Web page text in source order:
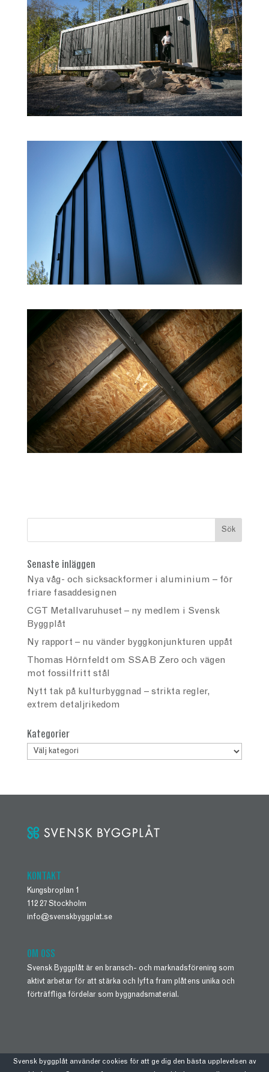
Senaste inläggen
Nya våg- och sicksackformer i aluminium – för
friare fasaddesignen
CGT Metallvaruhuset – ny medlem i Svensk
Byggplåt
Ny rapport – nu vänder byggkonjunkturen uppåt
Thomas Hörnfeldt om SSAB Zero och vägen
mot fossilfritt stål
Nytt tak på kulturbyggnad – strikta regler,
extrem detaljrikedom
Kategorier
Kategorier
KONTAKT
Kungsbroplan 1
112 27 Stockholm
info@svenskbyggplat.se
OM OSS
Svensk Byggplåt är en bransch- och marknadsförening som
aktivt arbetar för att stärka och lyfta fram plåtens unika och
förträffliga fördelar som byggnadsmaterial.
Svensk byggplåt använder cookies för att ge dig den bästa upplevelsen av